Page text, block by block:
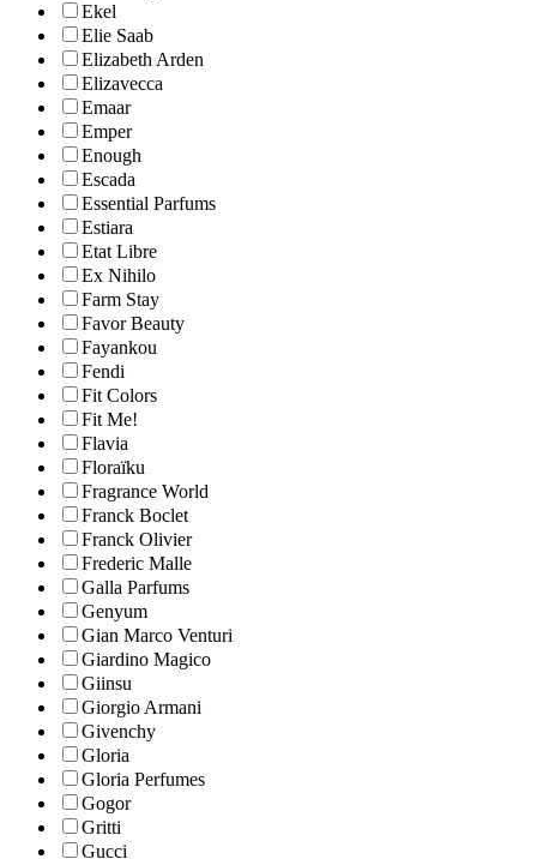
Ekel
Elie Saab
Elizabeth Arden
Elizavecca
Emaar
Emper
Enough
Escada
Essential Parfums
Estiara
Etat Libre
Ex Nihilo
Farm Stay
Favor Beauty
Fayankou
Fendi
Fit Colors
Fit Me!
Flavia
Floraïku
Fragrance World
Franck Boclet
Franck Olivier
Frederic Malle
Galla Parfums
Genyum
Gian Marco Venturi
Giardino Magico
Giinsu
Giorgio Armani
Givenchy
Gloria
Gloria Perfumes
Gogor
Gritti
Gucci